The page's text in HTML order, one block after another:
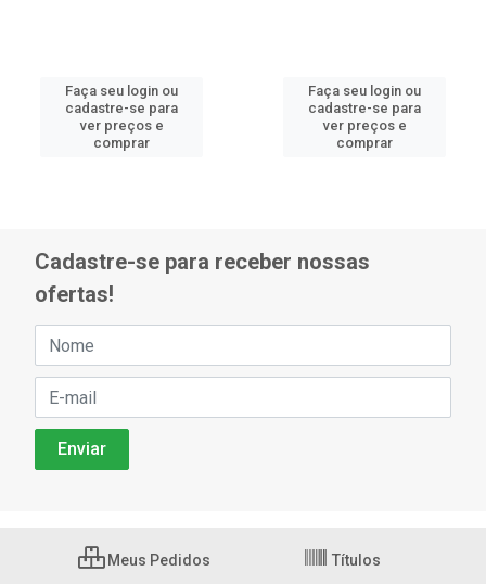
Faça seu login ou
cadastre-se para
ver preços e
comprar
Faça seu login ou
cadastre-se para
ver preços e
comprar
Cadastre-se para receber nossas
ofertas!
Meus Pedidos Títulos